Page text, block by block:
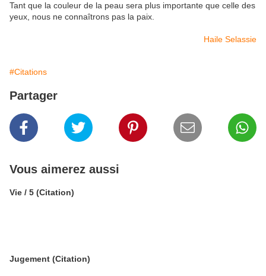
Tant que la couleur de la peau sera plus importante que celle des
yeux nous ne connaîtrons pas la paix
Haile Selassie
#Citations
Partager
Vous aimerez aussi
Vie / 5 (Citation)
Jugement (Citation)